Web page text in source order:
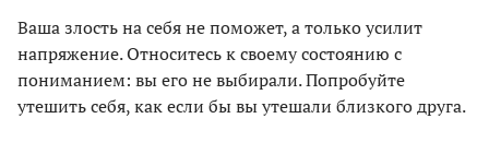
Ваша злость на себя не поможет, а только усилит
напряжение. Относитесь к своему состоянию с
пониманием: вы его не выбирали. Попробуйте
утешить себя, как если бы вы утешали близкого друга.